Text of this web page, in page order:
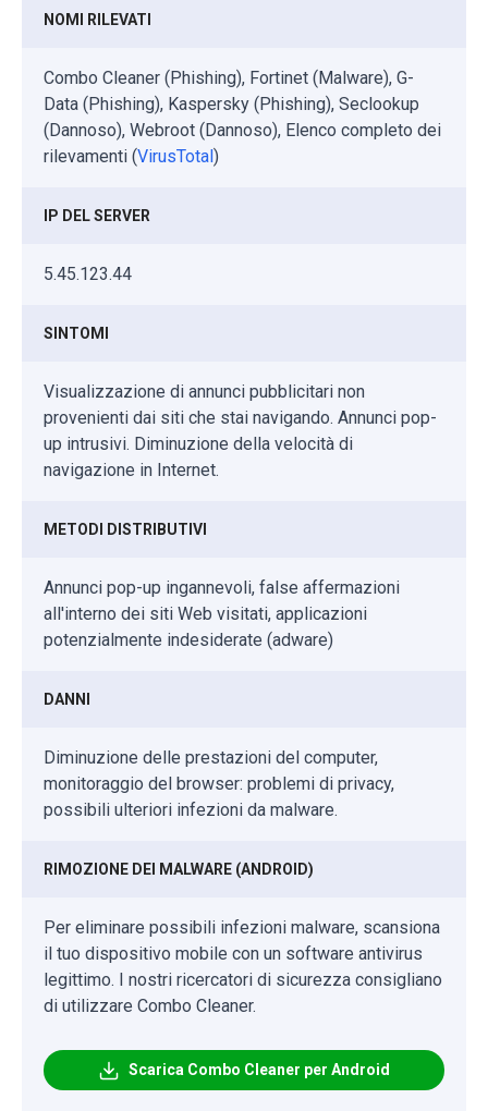
NOMI RILEVATI
Combo Cleaner (Phishing), Fortinet (Malware), G-
Data (Phishing), Kaspersky (Phishing), Seclookup
(Dannoso), Webroot (Dannoso), Elenco completo dei
rilevamenti (VirusTotal )
IP DEL SERVER
5.45.123.44
SINTOMI
Visualizzazione di annunci pubblicitari non
provenienti dai siti che stai navigando. Annunci pop-
up intrusivi. Diminuzione della velocità di
navigazione in Internet.
METODI DISTRIBUTIVI
Annunci pop-up ingannevoli, false affermazioni
all'interno dei siti Web visitati, applicazioni
potenzialmente indesiderate (adware)
DANNI
Diminuzione delle prestazioni del computer,
monitoraggio del browser: problemi di privacy,
possibili ulteriori infezioni da malware.
RIMOZIONE DEI MALWARE (ANDROID)
Per eliminare possibili infezioni malware, scansiona
il tuo dispositivo mobile con un software antivirus
legittimo. I nostri ricercatori di sicurezza consigliano
di utilizzare Combo Cleaner.
Scarica Combo Cleaner per Android